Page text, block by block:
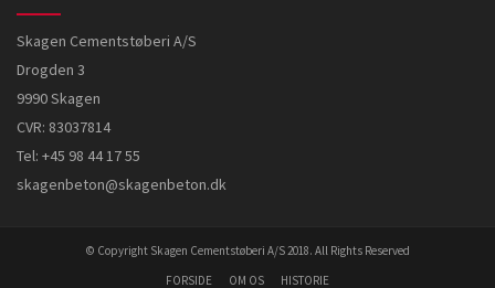
Skagen Cementstøberi A/S
Drogden 3
9990 Skagen
CVR: 83037814
Tel: +45 98 44 17 55
skagenbeton@skagenbeton.dk
© Copyright Skagen Cementstøberi A/S 2018. All Rights Reserved
FORSIDE
OM OS HISTORIE